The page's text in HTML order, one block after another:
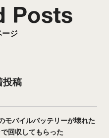
ジ
Posts
投稿
モバイルバッテリーが壊れた
回収してもらった